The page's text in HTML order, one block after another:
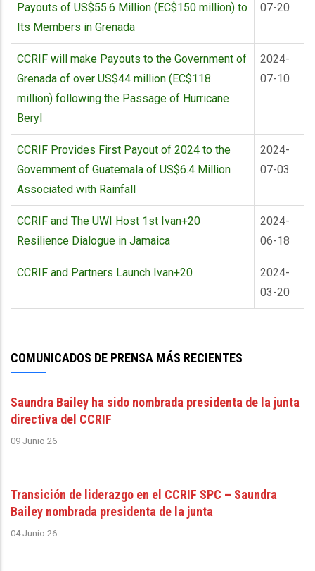
Payouts of US$55.6 Million (EC$150 million) to
Its Members in Grenada
07-20
CCRIF will make Payouts to the Government of
Grenada of over US$44 million (EC$118
million) following the Passage of Hurricane
Beryl
2024-
07-10
CCRIF Provides First Payout of 2024 to the
Government of Guatemala of US$6.4 Million
Associated with Rainfall
2024-
07-03
CCRIF and The UWI Host 1st Ivan+20
Resilience Dialogue in Jamaica
2024-
06-18
CCRIF and Partners Launch Ivan+20
2024-
03-20
COMUNICADOS DE PRENSA MÁS RECIENTES
Saundra Bailey ha sido nombrada presidenta de la junta
directiva del CCRIF
09 Junio 26
Transición de liderazgo en el CCRIF SPC – Saundra
Bailey nombrada presidenta de la junta
04 Junio 26